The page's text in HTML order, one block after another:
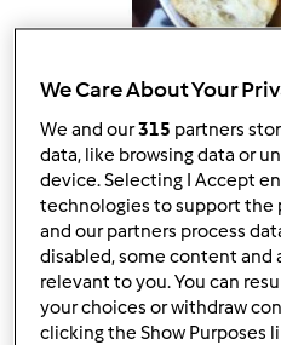
4.8(5)
Bibanesi con
dachya72
We Care About Your
We and our315 partners
data, like browsing data or
device. Selecting I Accept
technologies to support the
and our partners process
disabled, some content and
relevant to you. You can
your choices or withdraw
clicking the Show Purposes